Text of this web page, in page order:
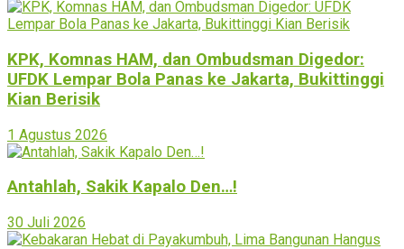
KPK, Komnas HAM, dan Ombudsman Digedor:
UFDK Lempar Bola Panas ke Jakarta, Bukittinggi
Kian Berisik
1 Agustus 2026
Antahlah, Sakik Kapalo Den…!
30 Juli 2026